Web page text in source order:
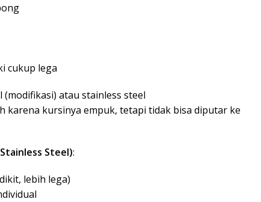
cukup lega
atau stainless steel
karena kursinya empuk, tetapi tidak bisa diputar ke
Steel):
lebih lega)